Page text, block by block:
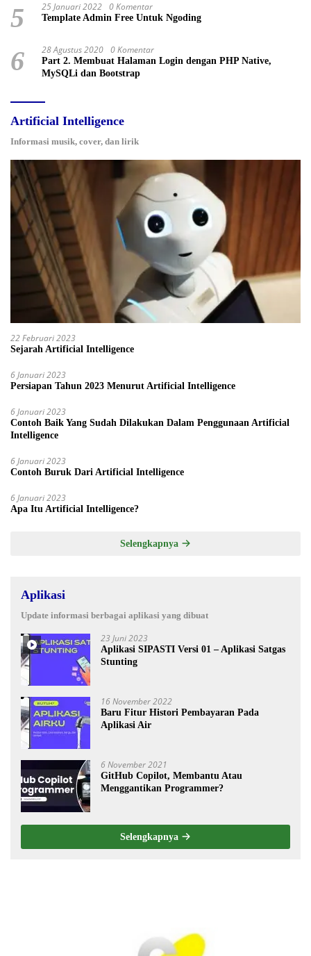
5 25 Januari 2022 0 Komentar
Template Admin Free Untuk Ngoding
6 28 Agustus 2020 0 Komentar
Part 2. Membuat Halaman Login dengan PHP Native,
MySQLi dan Bootstrap
Artificial Intelligence
Informasi musik, cover, dan lirik
22 Februari 2023
Sejarah Artificial Intelligence
6 Januari 2023
Persiapan Tahun 2023 Menurut Artificial Intelligence
6 Januari 2023
Contoh Baik Yang Sudah Dilakukan Dalam Penggunaan Artificial
Intelligence
6 Januari 2023
Contoh Buruk Dari Artificial Intelligence
6 Januari 2023
Apa Itu Artificial Intelligence?
Selengkapnya
Aplikasi
Update informasi berbagai aplikasi yang dibuat
23 Juni 2023
Aplikasi SIPASTI Versi 01 – Aplikasi Satgas
Stunting
16 November 2022
Baru Fitur Histori Pembayaran Pada
Aplikasi Air
6 November 2021
GitHub Copilot, Membantu Atau
Menggantikan Programmer?
Selengkapnya